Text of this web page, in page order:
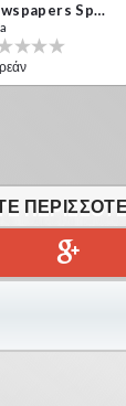
Newspapers Spain VR